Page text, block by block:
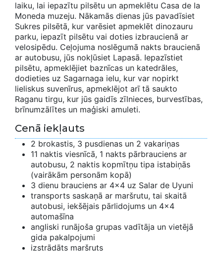
laiku, lai iepazītu pilsētu un apmeklētu Casa de la
Moneda muzeju. Nākamās dienas jūs pavadīsiet
Sukres pilsētā, kur varēsiet apmeklēt dinozauru
parku, iepazīt pilsētu vai doties izbraucienā ar
velosipēdu. Ceļojuma noslēgumā nakts braucienā
ar autobusu, jūs nokļūsiet Lapasā. Iepazīstiet
pilsētu, apmeklējiet baznīcas un katedrāles,
dodieties uz Sagarnaga ielu, kur var nopirkt
lieliskus suvenīrus, apmeklējot arī tā saukto
Raganu tirgu, kur jūs gaidīs zīlnieces, burvestības,
brīnumzālītes un maģiski amuleti.
Cenā iekļauts
2 brokastis, 3 pusdienas un 2 vakariņas
11 naktis viesnīcā, 1 nakts pārbrauciens ar
autobusu, 2 naktis kopmītņu tipa istabiņās
(vairākām personām kopā)
3 dienu brauciens ar 4x4 uz Salar de Uyuni
transports saskaņā ar maršrutu, tai skaitā
autobusi, iekšējais pārlidojums un 4x4
automašīna
angliski runājoša grupas vadītāja un vietējā
gida pakalpojumi
izstrādāts maršruts